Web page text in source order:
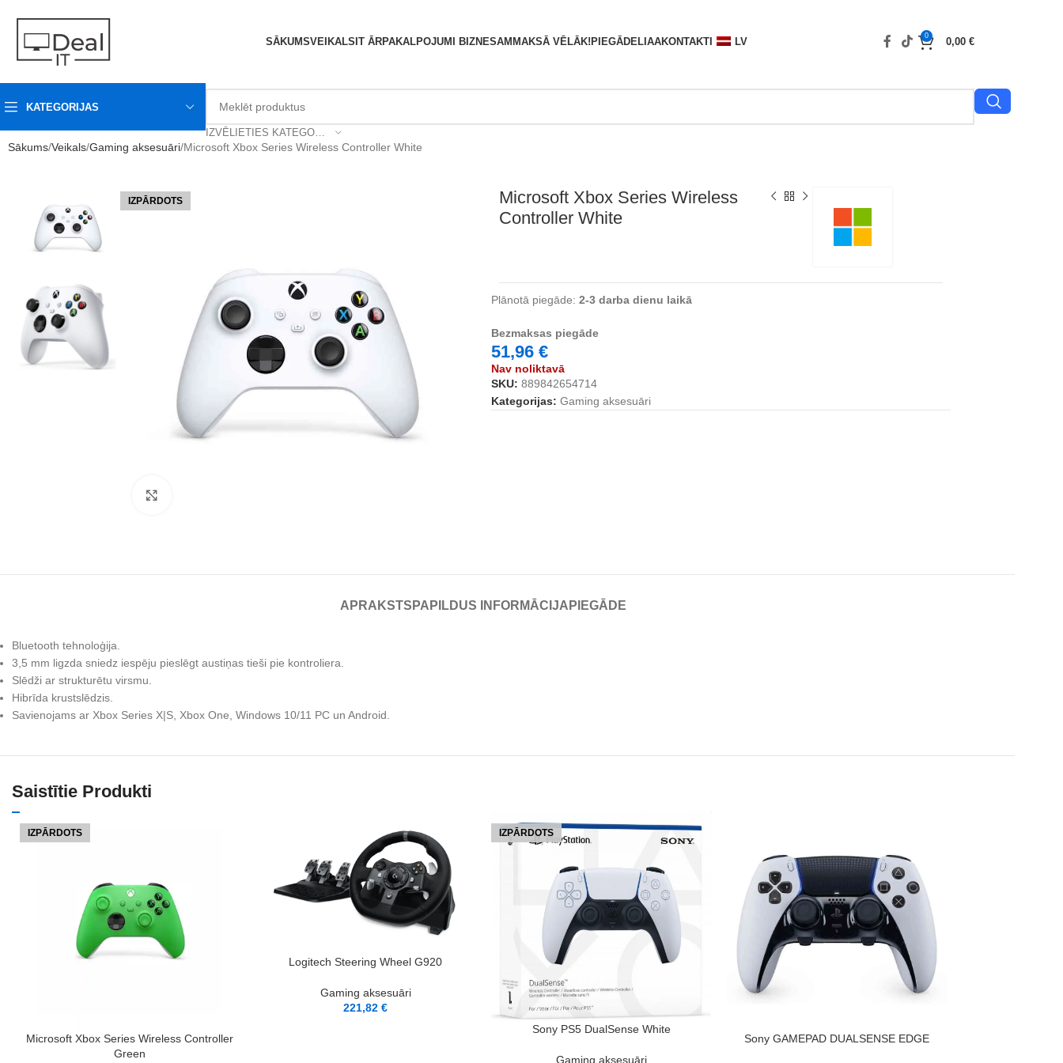
SĀKUMSVEIKALS IT ĀRPAKALPOJUMI BIZNESAM MAKSĀ VĒLĀK! PIEGĀDELIAAKONTAKTI LV
0
0,00 €
KATEGORIJAS
IZVĒLIETIES KATEGORIJU
Sākums Veikals Gaming aksesuāri Microsoft Xbox Series Wireless Controller White
IZPĀRDOTS
Microsoft Xbox Series Wireless
Controller White
Plānotā piegāde: 2-3 darba dienu laikā
Bezmaksas piegāde
51,96 €
Nav noliktavā
SKU: 889842654714
Kategorijas: Gaming aksesuāri
APRAKSTS PAPILDUS INFORMĀCIJA PIEGĀDE
Bluetooth tehnoloģija.
3,5 mm ligzda sniedz iespēju pieslēgt austiņas tieši pie kontroliera.
Slēdži ar strukturētu virsmu.
Hibrīda krustslēdzis.
Savienojams ar Xbox Series X|S, Xbox One, Windows 10/11 PC un Android.
Saistītie Produkti
IZPĀRDOTS
LASĪT VAIRĀK
Microsoft Xbox Series Wireless Controller
Green
PIEVIENOT GROZAM
Logitech Steering Wheel G920
Gaming aksesuāri
221,82 €
IZPĀRDOTS
LASĪT VAIRĀKSony PS5 DualSense White
Gaming aksesuāri
PIEVIENOT GROZAM
Sony GAMEPAD DUALSENSE EDGE